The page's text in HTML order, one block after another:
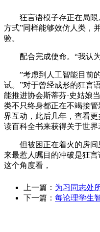
狂言语模子存正在局限。
方式”同样能够效仿人类，
验。
配合完成使命。“我认为
”考虑到人工智能目前的
试。”对于曾经成形的狂言
能推进协会斯蒂芬·史姑娘
类不只终身都正在不竭接
界互动，此后几年，查看
读百科全书来获得关于世
但被困正在着火的房间里
来最惹人瞩目的冲破是狂
这个角度看，
上一篇： 为习同志处
下一篇： 每论理学生